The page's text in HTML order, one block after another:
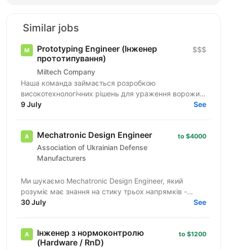
Similar jobs
Prototyping Engineer (Інженер
прототипування)
Miltech Company
$$$
Наша команда займається розробкою
високотехнологічних рішень для ураження ворожих
цілей. Ми створюємо повноцінні продукти - від ідеї
9 July See
Mechatronic Design Engineer
Association of Ukrainian Defense
Manufacturers
to $4000
Ми шукаємо Mechatronic Design Engineer, який
розуміє має знання на стику трьох напрямків -
електрики, електроніки та механіки, та може
30 July See
Інженер з нормоконтролю
(Hardware / RnD)
to $1200